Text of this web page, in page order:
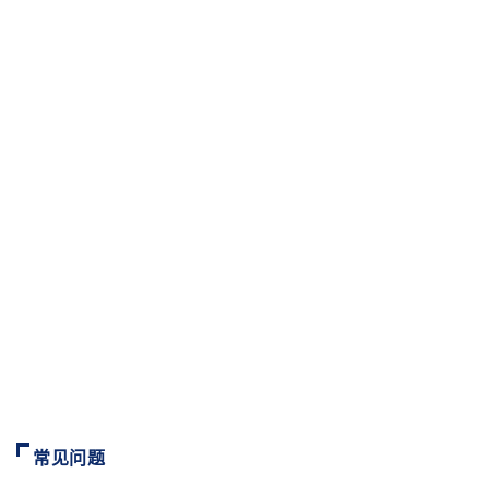
常见问题